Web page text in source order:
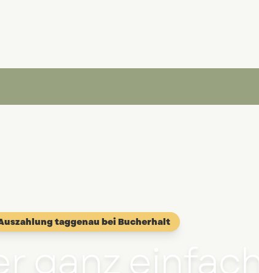
taggenau bei Bucherhalt
ganz einfach